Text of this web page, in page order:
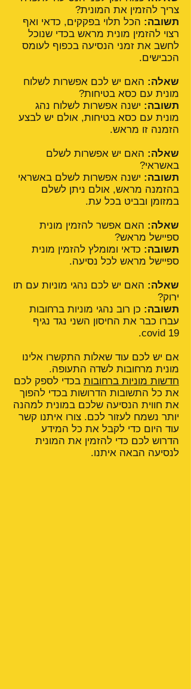
צריך להזמין את המונית?
תשובה: הכל תלוי בפקקים, כדאי ואף
רצוי להזמין מונית מראש בכדי שנוכל
לחשב את זמני הנסיעה בכפוף לעומס
הכבישים.
שאלה: האם יש לכם אפשרות לשלוח
מונית עם כסא בטיחות?
תשובה: ישנה אפשרות לשלוח נהג
מונית עם כסא בטיחות, אולם יש לבצע
הזמנה זו מראש.
שאלה: האם יש אפשרות לשלם
באשראי?
תשובה: ישנה אפשרות לשלם באשראי
בהזמנה מראש, אולם ניתן לשלם
במזומן ובביט בכל עת.
שאלה: האם אפשר להזמין מונית
ספיישל מראש?
תשובה: כדאי ומומלץ להזמין מונית
ספיישל מראש לכל נסיעה.
שאלה: האם יש לכם נהגי מוניות עם תו
ירוק?
תשובה: כן רוב נהגי מוניות ברחובות
עברו כבר את החיסון השני נגד נגיף
covid 19.
אם יש לכם עוד שאלות התקשרו אלינו
מונית מרחובות לשדה התעופה.
חדשות מוניות ברחובות בכדי לספק לכם
את כל התשובות הדרושות בכדי להפוך
את חווית הנסיעה שלכם במונית למהנה
יותר נשמח לעזור לכם. צורו איתנו קשר
עוד היום כדי לקבל את כל המידע
הדרוש לכם כדי להזמין את המונית
לנסיעה הבאה איתנו.